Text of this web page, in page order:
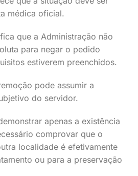
médica oficial.
que a Administração não
para negar o pedido
estiverem preenchidos.
pode assumir a
do servidor.
apenas a existência
comprovar que o
localidade é efetivamente
ou para a preservação